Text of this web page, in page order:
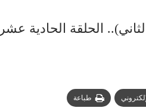
الحلقة الحادية
طباعة